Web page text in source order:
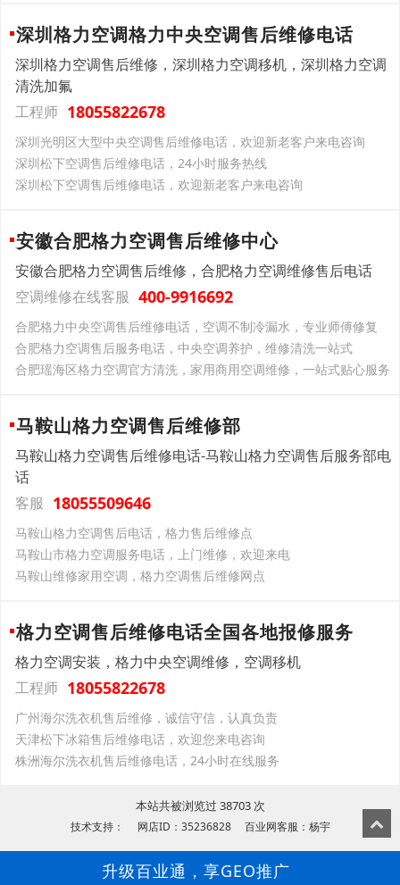
深圳格力空调格力中央空调售后维修电话
深圳格力空调售后维修，深圳格力空调移机，深圳格力空调
清洗加氟
工程师 18055822678
深圳光明区大型中央空调售后维修电话，欢迎新老客户来电咨询
深圳松下空调售后维修电话，24小时服务热线
深圳松下空调售后维修电话，欢迎新老客户来电咨询
安徽合肥格力空调售后维修中心
安徽合肥格力空调售后维修，合肥格力空调维修售后电话
空调维修在线客服 400-9916692
合肥格力中央空调售后维修电话，空调不制冷漏水，专业师傅修复
合肥格力空调售后服务电话，中央空调养护，维修清洗一站式
合肥瑶海区格力空调官方清洗，家用商用空调维修，一站式贴心服务
马鞍山格力空调售后维修部
马鞍山格力空调售后维修电话-马鞍山格力空调售后服务部电
话
客服 18055509646
马鞍山格力空调售后电话，格力售后维修点
马鞍山市格力空调服务电话，上门维修，欢迎来电
马鞍山维修家用空调，格力空调售后维修网点
格力空调售后维修电话全国各地报修服务
格力空调安装，格力中央空调维修，空调移机
工程师 18055822678
广州海尔洗衣机售后维修，诚信守信，认真负责
天津松下冰箱售后维修电话，欢迎您来电咨询
株洲海尔洗衣机售后维修电话，24小时在线服务
本站共被浏览过 38703 次
技术支持： 网店ID：35236828 百业网客服：杨宇
升级百业通，享GEO推广